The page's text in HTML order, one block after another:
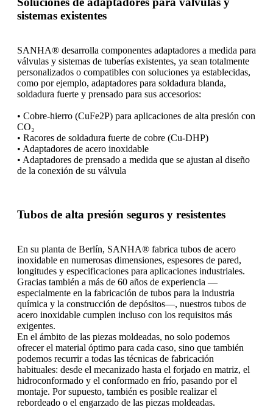
sistemas existentes
SANHA® desarrolla componentes adaptadores a medida para
válvulas y sistemas de tuberías existentes, ya sean totalmente
personalizados o compatibles con soluciones ya establecidas,
como por ejemplo, adaptadores para soldadura blanda,
soldadura fuerte y prensado para sus accesorios:
• Cobre-hierro (CuFe2P) para aplicaciones de alta presión con
CO₂
• Racores de soldadura fuerte de cobre (Cu-DHP)
• Adaptadores de acero inoxidable
• Adaptadores de prensado a medida que se ajustan al diseño
de la conexión de su válvula
Tubos de alta presión seguros y resistentes
En su planta de Berlín, SANHA® fabrica tubos de acero
inoxidable en numerosas dimensiones, espesores de pared,
longitudes y especificaciones para aplicaciones industriales.
Gracias también a más de 60 años de experiencia —
especialmente en la fabricación de tubos para la industria
química y la construcción de depósitos—, nuestros tubos de
acero inoxidable cumplen incluso con los requisitos más
exigentes.
En el ámbito de las piezas moldeadas, no solo podemos
ofrecer el material óptimo para cada caso, sino que también
podemos recurrir a todas las técnicas de fabricación
habituales: desde el mecanizado hasta el forjado en matriz, el
hidroconformado y el conformado en frío, pasando por el
montaje. Por supuesto, también es posible realizar el
rebordeado o el engarzado de las piezas moldeadas.